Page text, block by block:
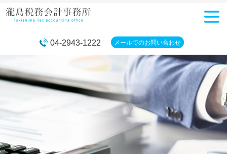
04-2943-1222 メールでのお問い合わせ